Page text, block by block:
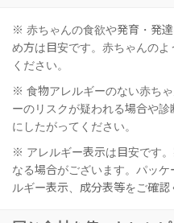
※ 赤ちゃんの食欲や発育・発
め方は目安です。赤ちゃんの
ください。
※ 食物アレルギーのない赤ち
ーのリスクが疑われる場合や
にしたがってください。
※ アレルギー表示は目安です
なる場合がございます。パッ
ルギー表示、成分表等をご確認